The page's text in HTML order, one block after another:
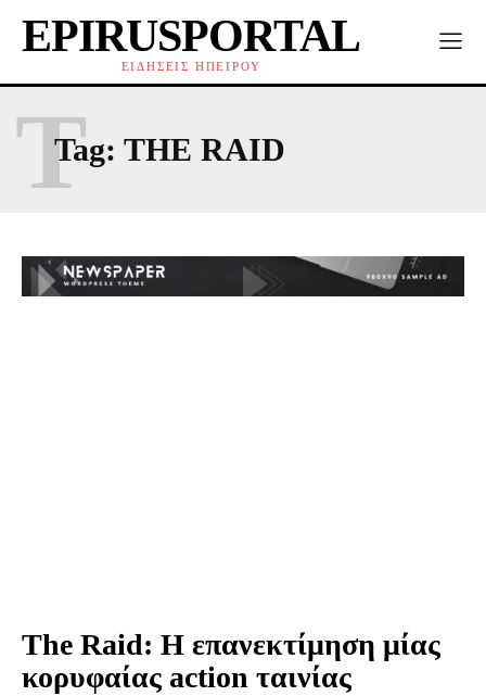
EPIRUSPORTAL
ΕΙΔΗΣΕΙΣ ΗΠΕΙΡΟΥ
Tag: THE RAID
T
The Raid: Η επανεκτίμηση μίας
κορυφαίας action ταινίας